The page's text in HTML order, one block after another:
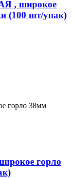
, широкое
(100 шт/упак)
горло